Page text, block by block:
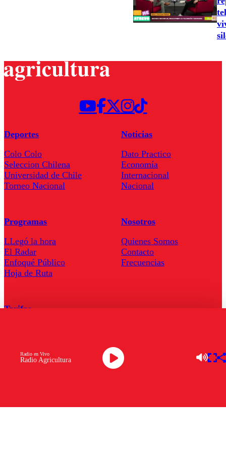
Radio Agricultura
Radio en Vivo
Deportes
Colo Colo
Seleccion Chilena
Universidad de Chile
Torneo Nacional
Noticias
Dato Practico
Economía
Internacional
Nacional
Programas
LLegó la hora
El Radar
Enfoqué Público
Hoja de Ruta
Nosotros
Quienes Somos
Contacto
Frecuencias
Tarifas
Descarga la APP